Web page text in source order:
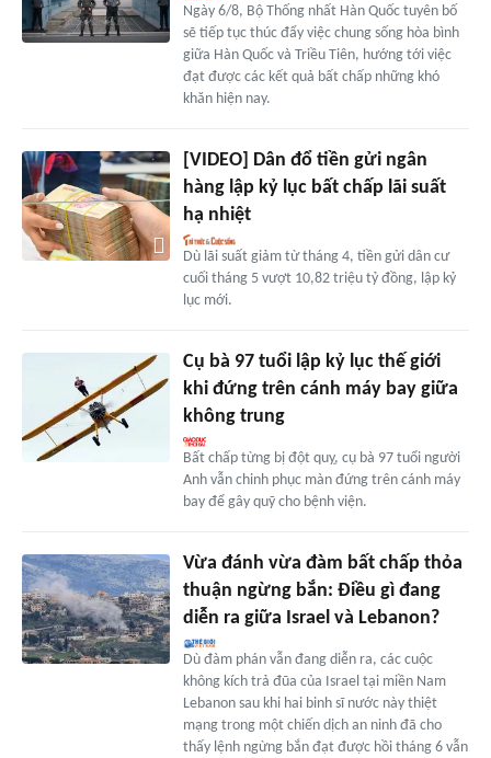
Ngày 6/8, Bộ Thống nhất Hàn Quốc tuyên bố
sẽ tiếp tục thúc đẩy việc chung sống hòa bình
giữa Hàn Quốc và Triều Tiên, hướng tới việc
đạt được các kết quả bất chấp những khó
khăn hiện nay.
[VIDEO] Dân đổ tiền gửi ngân
hàng lập kỷ lục bất chấp lãi suất
hạ nhiệt
Dù lãi suất giảm từ tháng 4, tiền gửi dân cư
cuối tháng 5 vượt 10,82 triệu tỷ đồng, lập kỷ
lục mới.
Cụ bà 97 tuổi lập kỷ lục thế giới
khi đứng trên cánh máy bay giữa
không trung
Bất chấp từng bị đột quỵ, cụ bà 97 tuổi người
Anh vẫn chinh phục màn đứng trên cánh máy
bay để gây quỹ cho bệnh viện.
Vừa đánh vừa đàm bất chấp thỏa
thuận ngừng bắn: Điều gì đang
diễn ra giữa Israel và Lebanon?
Dù đàm phán vẫn đang diễn ra, các cuộc
không kích trả đũa của Israel tại miền Nam
Lebanon sau khi hai binh sĩ nước này thiệt
mạng trong một chiến dịch an ninh đã cho
thấy lệnh ngừng bắn đạt được hồi tháng 6 vẫn